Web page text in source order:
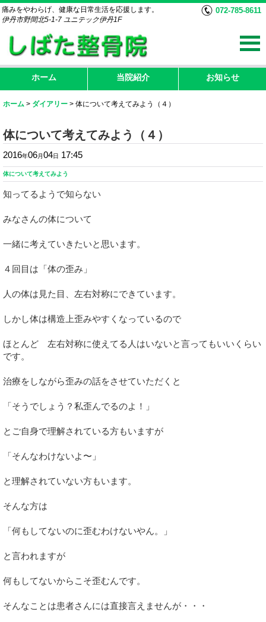
痛みをやわらげ、健康な日常生活を応援します。
伊丹市野間北5-1-7 ユニテック伊丹1F
072-785-8611
ホーム 当院紹介 お知らせ
ホーム > ダイアリー > 体について考えてみよう（４）
体について考えてみよう（４）
2016年06月04日 17:45
体について考えてみよう
知ってるようで知らない
みなさんの体について
一緒に考えていきたいと思います。
４回目は「体の歪み」
人の体は見た目、左右対称にできています。
しかし体は構造上歪みやすくなっているので
ほとんど 左右対称に使えてる人はいないと言ってもいいくらい
です。
治療をしながら歪みの話をさせていただくと
「そうでしょう？私歪んでるのよ！」
とご自身で理解されている方もいますが
「そんなわけないよ〜」
と理解されていない方もいます。
そんな方は
「何もしてないのに歪むわけないやん。」
と言われますが
何もしてないからこそ歪むんです。
そんなことは患者さんには直接言えませんが・・・